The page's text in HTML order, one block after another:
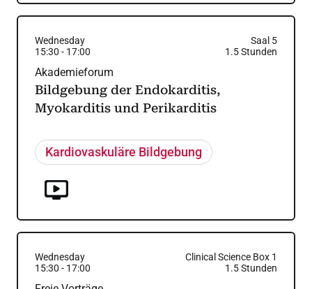
Wednesday
Saal 5
15:30 - 17:00 1.5Stunden
Akademieforum
Bildgebung der Endokarditis,
Myokarditis und Perikarditis
Kardiovaskuläre Bildgebung
Wednesday
Clinical Science Box 1
15:30 - 17:00 1.5Stunden